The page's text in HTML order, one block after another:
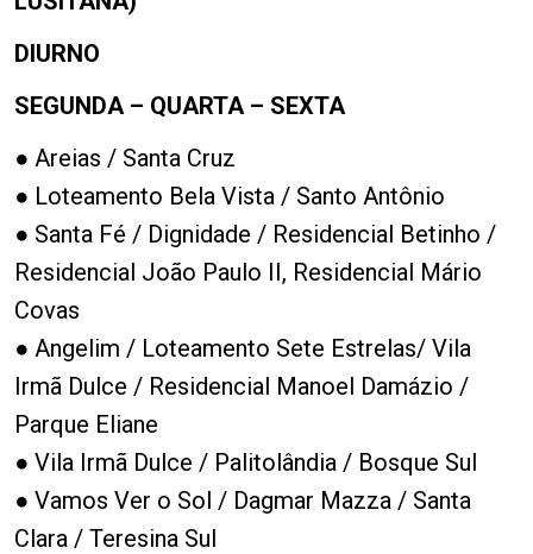
DIURNO
SEGUNDA – QUARTA – SEXTA
● Areias / Santa Cruz
● Loteamento Bela Vista / Santo Antônio
● Santa Fé / Dignidade / Residencial Betinho /
Residencial João Paulo II, Residencial Mário
Covas
● Angelim / Loteamento Sete Estrelas/ Vila
Irmã Dulce / Residencial Manoel Damázio /
Parque Eliane
● Vila Irmã Dulce / Palitolândia / Bosque Sul
● Vamos Ver o Sol / Dagmar Mazza / Santa
Clara / Teresina Sul